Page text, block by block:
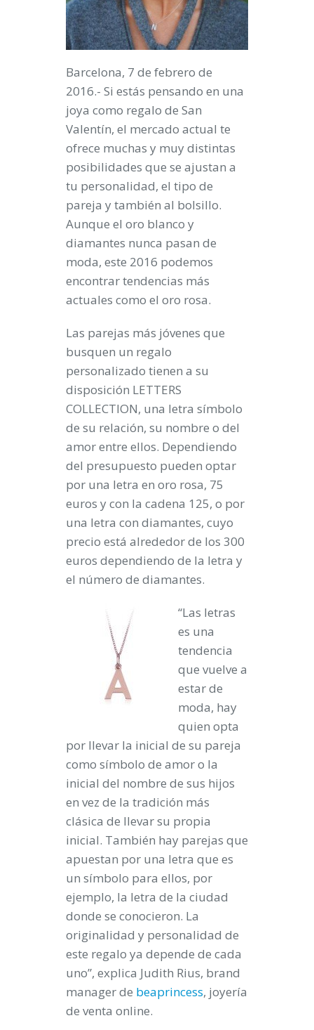
Barcelona, 7 de febrero de
2016.- Si estás pensando en una
joya como regalo de San
Valentín, el mercado actual te
ofrece muchas y muy distintas
posibilidades que se ajustan a
tu personalidad, el tipo de
pareja y también al bolsillo.
Aunque el oro blanco y
diamantes nunca pasan de
moda, este 2016 podemos
encontrar tendencias más
actuales como el oro rosa.
Las parejas más jóvenes que
busquen un regalo
personalizado tienen a su
disposición LETTERS
COLLECTION, una letra símbolo
de su relación, su nombre o del
amor entre ellos. Dependiendo
del presupuesto pueden optar
por una letra en oro rosa, 75
euros y con la cadena 125, o por
una letra con diamantes, cuyo
precio está alrededor de los 300
euros dependiendo de la letra y
el número de diamantes.
“Las letras
es una
tendencia
que vuelve a
estar de
moda, hay
quien opta
por llevar la inicial de su pareja
como símbolo de amor o la
inicial del nombre de sus hijos
en vez de la tradición más
clásica de llevar su propia
inicial. También hay parejas que
apuestan por una letra que es
un símbolo para ellos, por
ejemplo, la letra de la ciudad
donde se conocieron. La
originalidad y personalidad de
este regalo ya depende de cada
uno”, explica Judith Rius, brand
manager de beaprincess, joyería
de venta online.